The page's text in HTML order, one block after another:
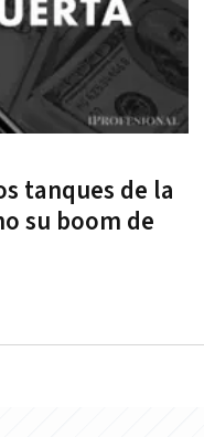
tanques de la
su boom de